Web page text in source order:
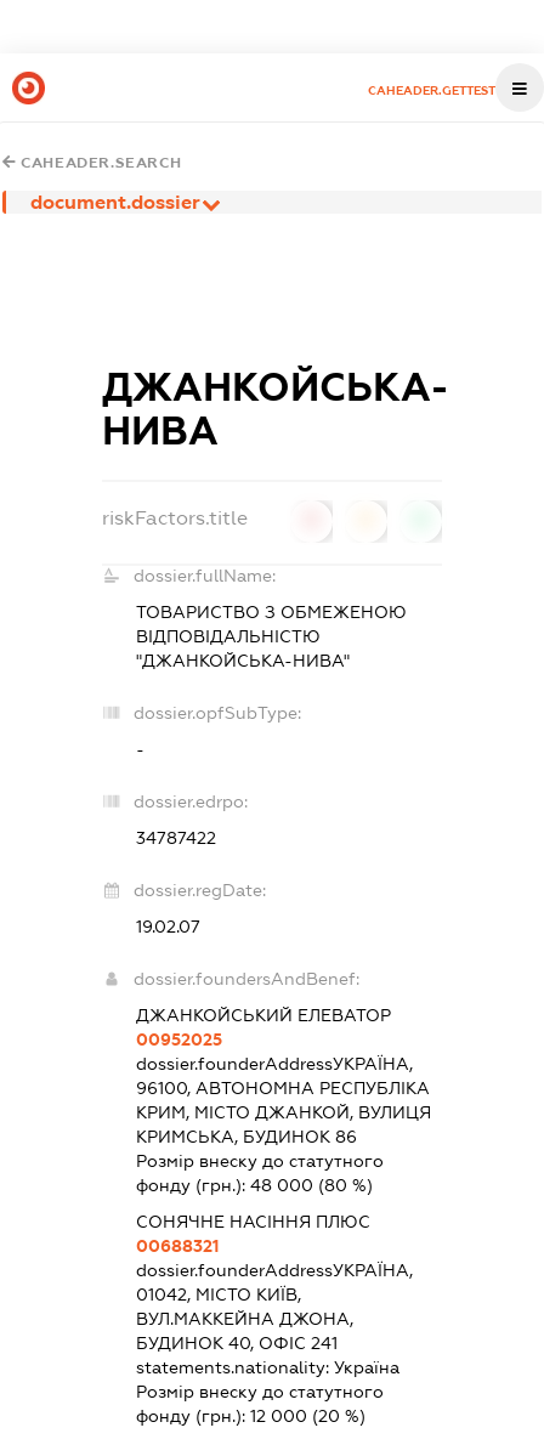
CAHEADER.GETTEST
CAHEADER.SEARCH
document.dossier
ДЖАНКОЙСЬКА-
НИВА
riskFactors.title
dossier.fullName:
ТОВАРИСТВО З ОБМЕЖЕНОЮ
ВІДПОВІДАЛЬНІСТЮ
"ДЖАНКОЙСЬКА-НИВА"
dossier.opfSubType:
-
dossier.edrpo:
34787422
dossier.regDate:
19.02.07
dossier.foundersAndBenef:
ДЖАНКОЙСЬКИЙ ЕЛЕВАТОР
00952025
dossier.founderAddressУКРАЇНА,
96100, АВТОНОМНА РЕСПУБЛІКА
КРИМ, МІСТО ДЖАНКОЙ, ВУЛИЦЯ
КРИМСЬКА, БУДИНОК 86
Розмір внеску до статутного
фонду (грн.): 48 000 (80 %)
СОНЯЧНЕ НАСІННЯ ПЛЮС
00688321
dossier.founderAddressУКРАЇНА,
01042, МІСТО КИЇВ,
ВУЛ.МАККЕЙНА ДЖОНА,
БУДИНОК 40, ОФІС 241
statements.nationality: Україна
Розмір внеску до статутного
фонду (грн.): 12 000 (20 %)